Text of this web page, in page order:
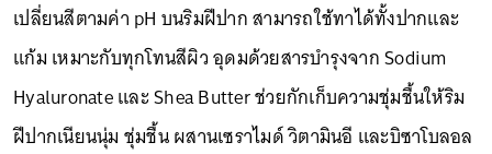
เปลี่ยนสีตามค่า pH บนริมฝีปาก สามารถใช้ทาได้ทั้งปากและ
แก้ม เหมาะกับทุกโทนสีผิว อุดมด้วยสารบำรุงจาก Sodium
Hyaluronate และ Shea Butter ช่วยกักเก็บความชุ่มชื้นให้ริม
ฝีปากเนียนนุ่ม ชุ่มชื้น ผสานเซราไมด์ วิตามินอี และบิซาโบลอล